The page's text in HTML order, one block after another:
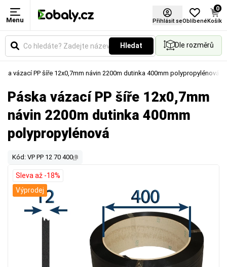
Menu Přihlásit seOblíbené
0
Košík
Hledat Dle rozměrů
vázací PP šíře 12x0,7mm návin 2200m dutinka 400mm polypropylénová
Páska vázací PP šíře 12x0,7mm
návin 2200m dutinka 400mm
polypropylénová
Kód: VP PP 12 70 400
Sleva až -18%
Výprodej